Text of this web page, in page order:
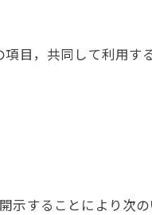
目，共同して利用す
示することにより次